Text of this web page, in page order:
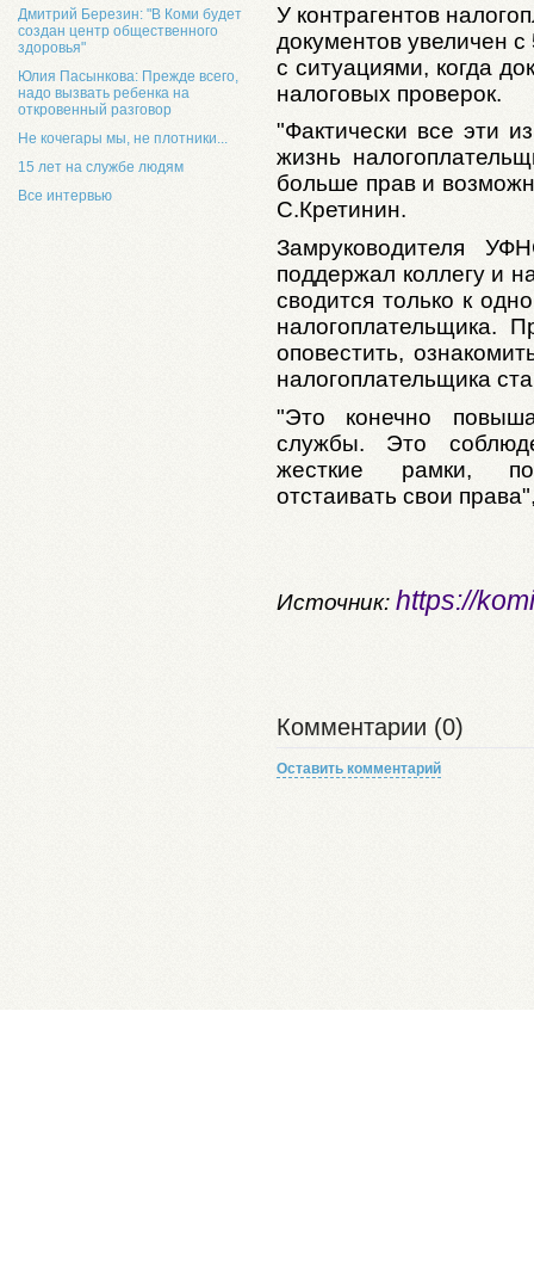
Дмитрий Березин: "В Коми будет
создан центр общественного
здоровья"
Юлия Пасынкова: Прежде всего,
надо вызвать ребенка на
откровенный разговор
Не кочегары мы, не плотники...
15 лет на службе людям
Все интервью
У контрагентов
документов увеличен
с ситуациями, когда
налоговых проверок.
"Фактически все эти
жизнь
больше прав и
С.Кретинин.
Замруководителя
поддержал коллегу и
сводится только к
налогоплательщика.
оповестить,
налогоплательщика
"Это конечно
службы. Это
жесткие рамки,
отстаивать свои
Источник: https://
Комментарии (0)
Оставить комментарий